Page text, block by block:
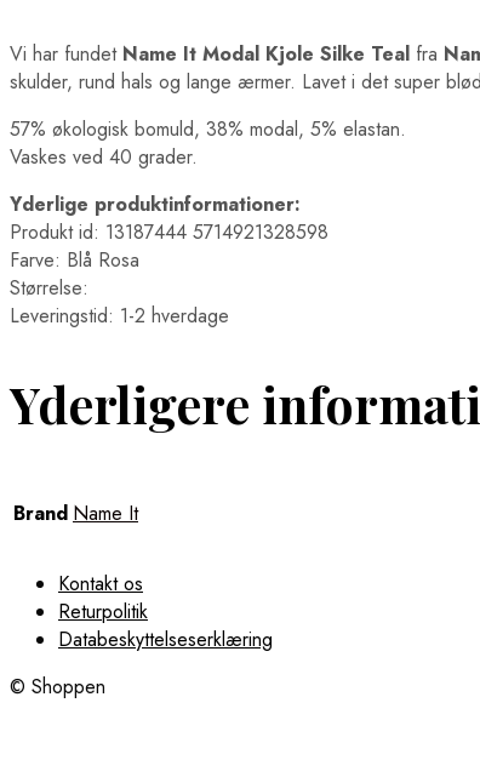
Vi har fundet Name It Modal Kjole Silke Teal fra
skulder, rund hals og lange ærmer. Lavet i det super
57% økologisk bomuld, 38% modal, 5% elastan.
Vaskes ved 40 grader.
Yderlige produktinformationer:
Produkt id: 13187444 5714921328598
Farve: Blå Rosa
Størrelse:
Leveringstid: 1-2 hverdage
Yderligere
Brand Name It
Kontakt os
Returpolitik
Databeskyttelseserklæring
© Shoppen